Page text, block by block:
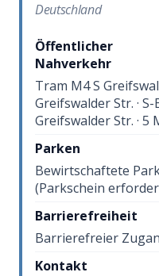
Deutschland
Öffentlicher
Nahverkehr
Tram M4 S
Greifswalder Str. ·
Greifswalder Str. · 5
Parken
Bewirtschaftete
(Parkschein
Barrierefreiheit
Barrierefreier
Kontakt